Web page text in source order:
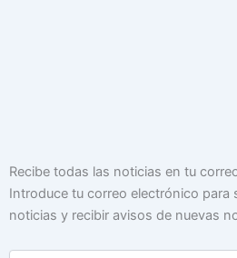
Recibe todas las noticias en tu
Introduce tu correo electrónico para
noticias y recibir avisos de nuevas
Dirección
de
electrónico